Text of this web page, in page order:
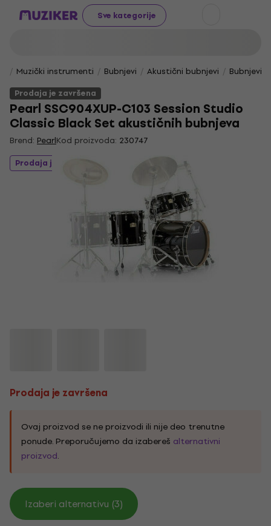
Sve kategorije
Muzički instrumenti Bubnjevi Akustični bubnjevi
Bubnjevi
Prodaja je završena
Pearl SSC904XUP-C103 Session Studio
Classic Black Set akustičnih bubnjeva
Brend: PearlKod proizvoda: 230747
Prodaja je završena
Prodaja je završena
Ovaj proizvod se ne proizvodi ili nije deo trenutne
ponude. Preporučujemo da izabereš alternativni
proizvod.
Izaberi alternativu (3)